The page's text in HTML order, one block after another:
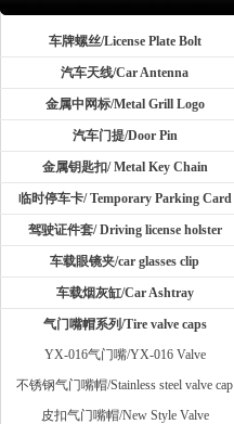
Sticker车牌螺丝/License Plate Bolt
汽车天线/Car Antenna
金属中网标/Metal Grill Logo
汽车门提/Door Pin
金属钥匙扣/ Metal Key Chain
临时停车卡/ Temporary Parking Card
驾驶证件套/ Driving license holster
车载眼镜夹/car glasses clip
车载烟灰缸/Car Ashtray
气门嘴帽系列/Tire valve caps
YX-016气门嘴/YX-016 Valve
不锈钢气门嘴帽/Stainless steel valve cap
皮扣气门嘴帽/New Style Valve